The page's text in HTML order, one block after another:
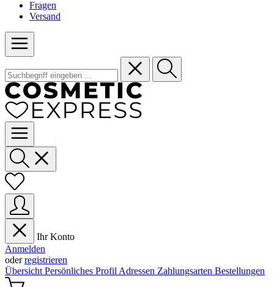
Fragen
Versand
Ihr Konto
Anmelden
oderregistrieren
Übersicht Persönliches Profil Adressen Zahlungsarten Bestellungen